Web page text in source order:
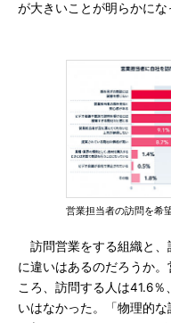
が大きいことが明らかにな
営業担当者の訪問を希
訪問営業をする組織と、
に違いはあるのだろうか
ころ、訪問する人は41.6
いはなかった。「物理的な